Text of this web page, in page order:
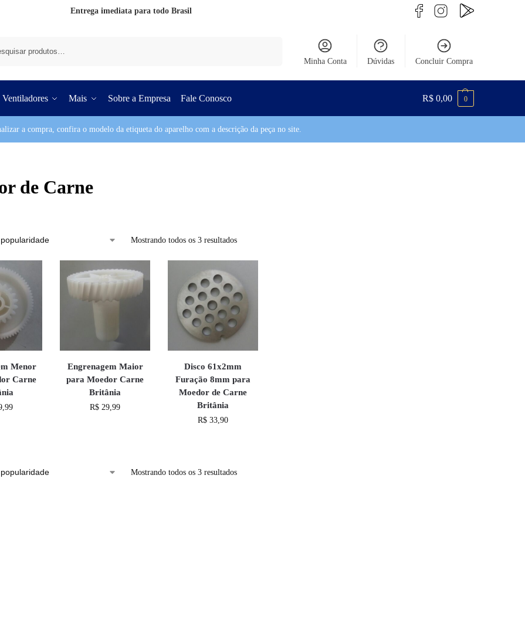
Entrega imediata para todo Brasil
Minha Conta Dúvidas Concluir Compra
Ventiladores Mais Sobre a Empresa Fale Conosco R$ 0,00 0
a compra, confira o modelo da etiqueta do aparelho com a descrição da peça no site.
de Carne
Mostrando todos os 3 resultados
Menor
Carne
Engrenagem Maior
para Moedor Carne
Britânia
R$ 29,99
Disco 61x2mm
Furação 8mm para
Moedor de Carne
Britânia
R$33,90
Mostrando todos os 3 resultados